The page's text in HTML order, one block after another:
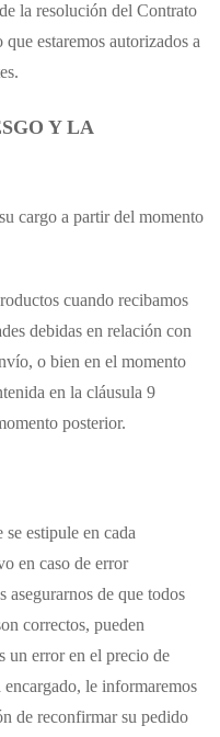
la resolución del Contrato
estaremos autorizados a
Y LA
cargo a partir del momento
cuando recibamos
debidas en relación con
o bien en el momento
en la cláusula 9
posterior.
estipule en cada
en caso de error
asegurarnos de que todos
correctos, pueden
un error en el precio de
le informaremos
de reconfirmar su pedido